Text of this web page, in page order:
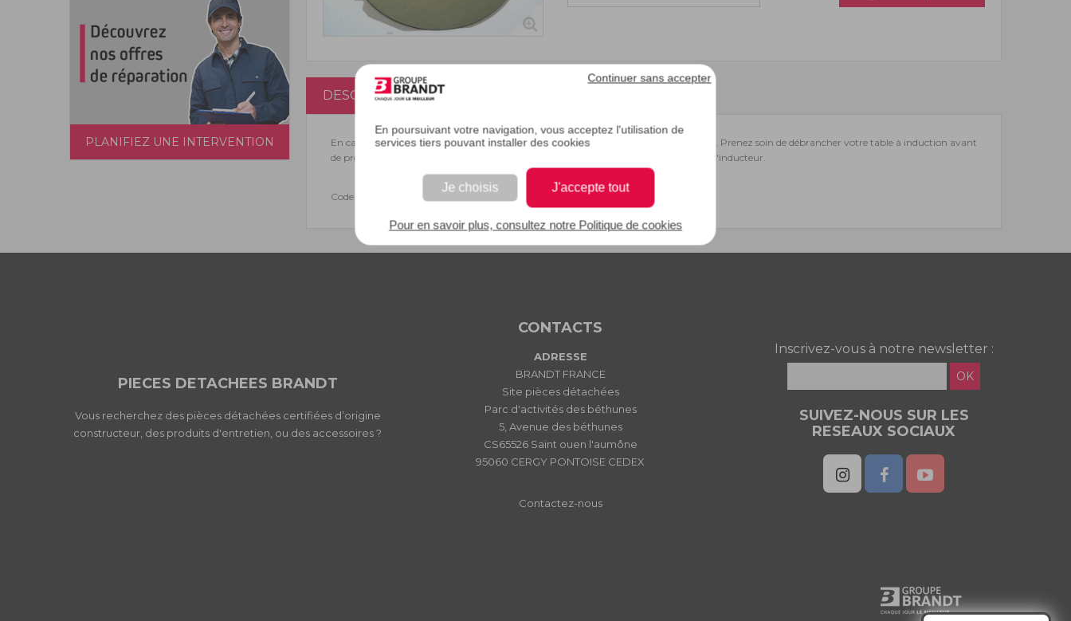
En poursuivant votre navigation, vous acceptez l'utilisation de
services tiers pouvant installer des cookies
Je choisis J'accepte tout
Continuer sans accepter
Pour en savoir plus, consultez notre Politique de cookies
PLANIFIEZ UNE INTERVENTION
DESCRIPTION
En cas de détérioration du disque de votre table à induction, vous pouvez en changer. Prenez soin de débrancher votre table à induction avant
de procéder au remplacement. Ce disque sert d'isolant entre la plaque à induction et l'inducteur.
Code EAN : 3251430426152
PIECES DETACHEES BRANDT
Vous recherchez des pièces détachées certifiées d’origine
constructeur, des produits d'entretien, ou des accessoires ?
CONTACTS
ADRESSE
BRANDT FRANCE
Site pièces détachées
Parc d'activités des béthunes
5, Avenue des béthunes
CS65526 Saint ouen l'aumône
95060 CERGY PONTOISE CEDEX
Contactez-nous
Inscrivez-vous à notre newsletter :
OK
SUIVEZ-NOUS SUR LES
RESEAUX SOCIAUX